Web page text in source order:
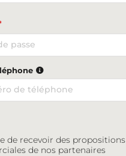
de recevoir des propositions
de nos partenaires